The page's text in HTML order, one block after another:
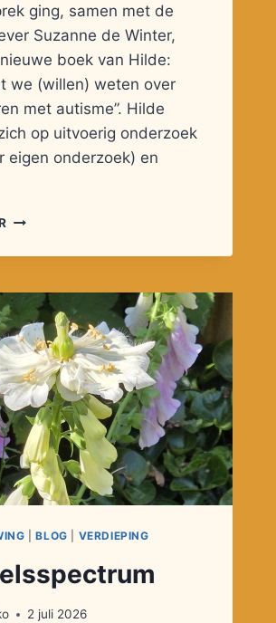
ging, samen met de
Suzanne de Winter,
boek van Hilde:
we (willen) weten over
met autisme”. Hilde
op uitvoerig onderzoek
eigen onderzoek) en
DUBBELINTERVIEW
HILDE
|BLOG VERDIEPING
2 juli 2026